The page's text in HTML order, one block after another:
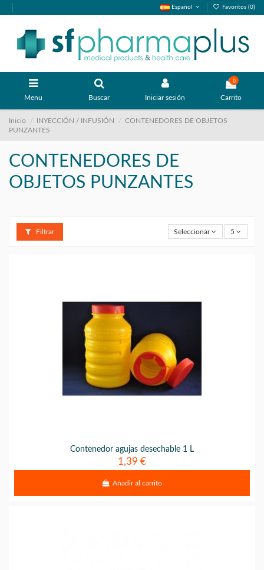
Español Favoritos (0)
Menu Buscar Iniciar sesión
0
Carrito
Inicio INYECCIÓN / INFUSIÓN
CONTENEDORES DE OBJETOS
PUNZANTES
CONTENEDORES DE
OBJETOS PUNZANTES
Filtrar Seleccionar 5
Contenedor agujas desechable 1 L
1,39 €
Añadir al carrito